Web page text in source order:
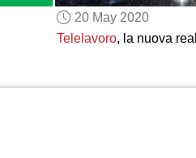
20 May 2020
Telelavoro, la nuova